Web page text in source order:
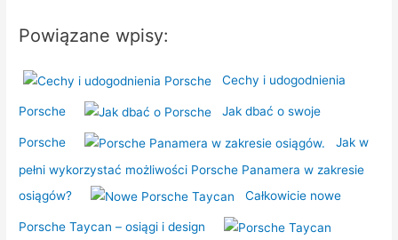
Powiązane wpisy:
Cechy i udogodnienia
Porsche Jak dbać o swoje
Porsche
Jak w
pełni wykorzystać możliwości Porsche Panamera w zakresie
osiągów?
Całkowicie nowe
Porsche Taycan – osiągi i design